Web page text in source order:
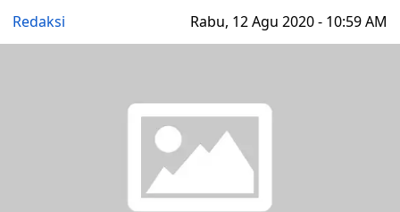
Redaksi Rabu, 12 Agu 2020 - 10:59 AM